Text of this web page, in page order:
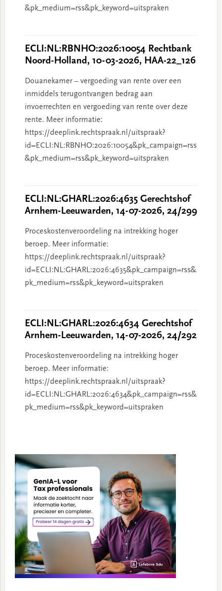
&pk_medium=rss&pk_keyword=uitspraken
ECLI:NL:RBNHO:2026:10054 Rechtbank
Noord-Holland, 10-03-2026, HAA-22_126
Douanekamer – vergoeding van rente over een
inmiddels terugontvangen bedrag aan
invoerrechten en vergoeding van rente over deze
rente. Meer informatie:
https://deeplink.rechtspraak.nl/uitspraak?
id=ECLI:NL:RBNHO:2026:10054&pk_campaign=rss
&pk_medium=rss&pk_keyword=uitspraken
ECLI:NL:GHARL:2026:4635 Gerechtshof
Arnhem-Leeuwarden, 14-07-2026, 24/299
Proceskostenveroordeling na intrekking hoger
beroep. Meer informatie:
https://deeplink.rechtspraak.nl/uitspraak?
id=ECLI:NL:GHARL:2026:4635&pk_campaign=rss&
pk_medium=rss&pk_keyword=uitspraken
ECLI:NL:GHARL:2026:4634 Gerechtshof
Arnhem-Leeuwarden, 14-07-2026, 24/292
Proceskostenveroordeling na intrekking hoger
beroep. Meer informatie:
https://deeplink.rechtspraak.nl/uitspraak?
id=ECLI:NL:GHARL:2026:4634&pk_campaign=rss&
pk_medium=rss&pk_keyword=uitspraken
Sidebar